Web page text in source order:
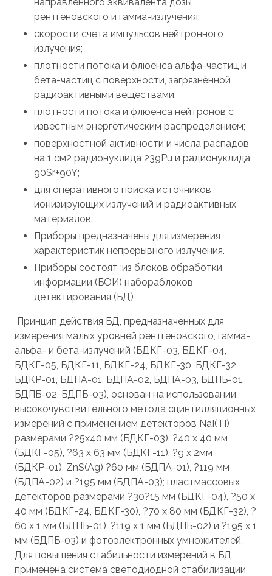
рентгеновского и гамма-излучения;
скорости счёта импульсов нейтронного
излучения;
плотности потока и флюенса альфа-частиц и
бета-частиц с поверхности, загрязнённой
радиоактивными веществами;
плотности потока и флюенса нейтронов с
известным энергетическим распределением;
поверхностной активности и числа распадов
на 1 см2 радионуклида 239Pu и радионуклида
90Sr+90Y;
для оперативного поиска источников
ионизирующих излучений и радиоактивных
материалов.
Приборы предназначены для измерения
характеристик непрерывного излучения.
Приборы состоят :из блоков обработки
информации (БОИ) набораблоков
детектирования (БД)
Принцип действия БД, предназначенных для
измерения малых уровней рентгеновского, гамма-,
альфа- и бета-излучений (БДКГ-03, БДКГ-04,
БДКГ-05, БДКГ-11, БДКГ-24, БДКГ-30, БДКГ-32,
БДКР-01, БДПА-01, БДПА-02, БДПА-03, БДПБ-01,
БДПБ-02, БДПБ-03), основан на использовании
высокочувствительного метода сцинтилляционных
измерений с применением детекторов NaI(TI)
размерами ?25х40 мм (БДКГ-03), ?40 х 40 мм
(БДКГ-05), ?63 х 63 мм (БДКГ-11), ?9 х 2мм
(БДКР-01), ZnS(Ag) ?60 мм (БДПА-01), ?119 мм
(БДПА-02) и ?195 мм (БДПА-03); пластмассовых
детекторов размерами ?30?15 мм (БДКГ-04), ?50 х
40 мм (БДКГ-24, БДКГ-30), ?70 х 80 мм (БДКГ-32), ?
60 х 1 мм (БДПБ-01), ?119 х 1 мм (БДПБ-02) и ?195 х 1
мм (БДПБ-03) и фотоэлектронных умножителей.
Для повышения стабильности измерений в БД
применена система светодиодной стабилизации